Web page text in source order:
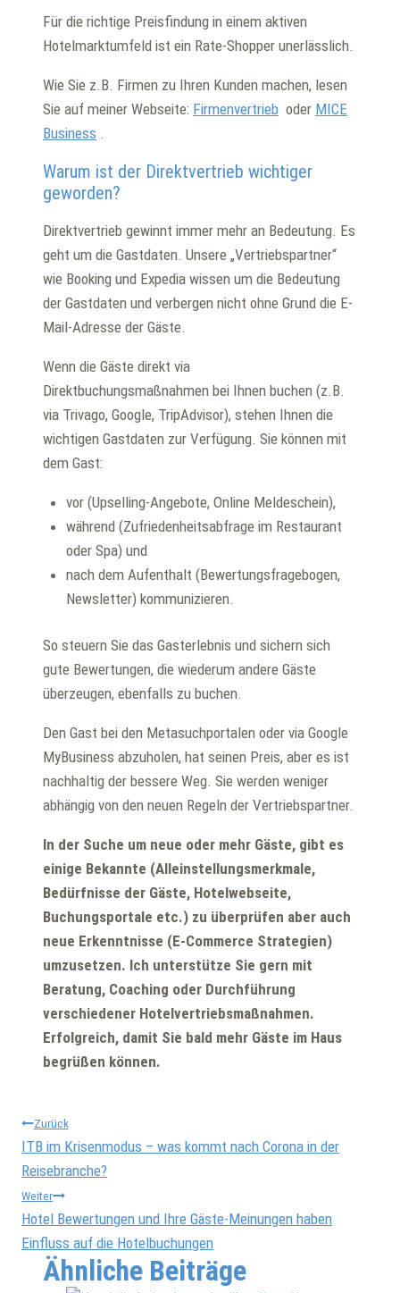
Für die richtige Preisfindung in einem aktiven
Hotelmarktumfeld ist ein Rate-Shopper unerlässlich.
Wie Sie z.B. Firmen zu Ihren Kunden machen, lesen
Sie auf meiner Webseite: Firmenvertrieb oder MICE
Business
Warum ist der Direktvertrieb wichtiger
geworden?
Direktvertrieb gewinnt immer mehr an Bedeutung. Es
geht um die Gastdaten. Unsere „Vertriebspartner“
wie Booking und Expedia wissen um die Bedeutung
der Gastdaten und verbergen nicht ohne Grund die E-
Mail-Adresse der Gäste.
Wenn die Gäste direkt via
Direktbuchungsmaßnahmen bei Ihnen buchen (z.B.
via Trivago, Google, TripAdvisor), stehen Ihnen die
wichtigen Gastdaten zur Verfügung. Sie können mit
dem Gast:
vor (Upselling-Angebote, Online Meldeschein),
während (Zufriedenheitsabfrage im Restaurant
oder Spa) und
nach dem Aufenthalt (Bewertungsfragebogen,
Newsletter) kommunizieren.
So steuern Sie das Gasterlebnis und sichern sich
gute Bewertungen, die wiederum andere Gäste
überzeugen, ebenfalls zu buchen.
Den Gast bei den Metasuchportalen oder via Google
MyBusiness abzuholen, hat seinen Preis, aber es ist
nachhaltig der bessere Weg. Sie werden weniger
abhängig von den neuen Regeln der Vertriebspartner.
In der Suche um neue oder mehr Gäste, gibt es
einige Bekannte (Alleinstellungsmerkmale,
Bedürfnisse der Gäste, Hotelwebseite,
Buchungsportale etc.) zu überprüfen aber auch
neue Erkenntnisse (E-Commerce Strategien)
umzusetzen. Ich unterstütze Sie gern mit
Beratung, Coaching oder Durchführung
verschiedener Hotelvertriebsmaßnahmen.
Erfolgreich, damit Sie bald mehr Gäste im Haus
begrüßen können.
Beitragsnavigation
Zurück
ITB im Krisenmodus – was kommt nach Corona in der
Reisebranche?
Weiter
Hotel Bewertungen und Ihre Gäste-Meinungen haben
Einfluss auf die Hotelbuchungen
Ähnliche Beiträge